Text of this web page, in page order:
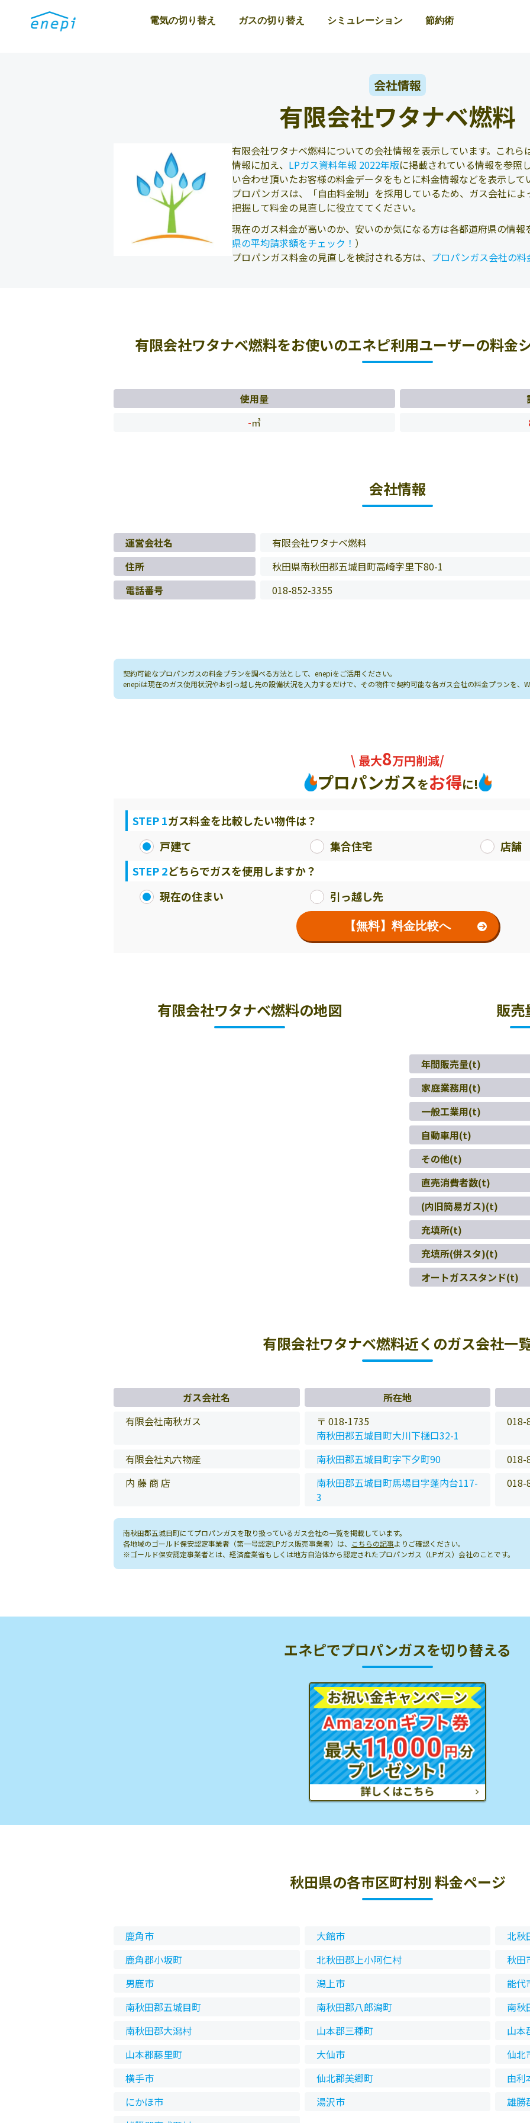
電気の切り替え ガスの切り替え シミュレーション 節約術
会社情報
有限会社ワタナベ燃料
有限会社ワタナベ燃料についての会社情報を表示しています。これ
情報に加え、 LPガス資料年報 2022年版に掲載されている情報を参照
い合わせ頂いたお客様の料金データをもとに料金情報などを表示して
プロパンガスは、「自由料金制」を採用しているため、ガス会社に
把握して料金の見直しに役立ててください。
現在のガス料金が高いのか、安いのか気になる方は各都道府県の情報
県の平均請求額をチェック！ ）
プロパンガス料金の見直しを検討される方は、 プロパンガス会社の料
有限会社ワタナベ燃料をお使いのエネピ利用ユーザーの料金
使用量
-㎥
会社情報
運営会社名
有限会社ワタナベ燃料
住所
秋田県南秋田郡五城目町高崎字里下80-1
電話番号
018-852-3355
契約可能なプロパンガスの料金プランを調べる方法として、enepiをご活用ください。
enepiは現在のガス使用状況やお引っ越し先の設備状況を入力するだけで、その物件で契約可能な各ガス会社の料金プランを、
\ 最大8万円削減/
プロパンガスをお得に!
STEP 1ガス料金を比較したい物件は？
戸建て
集合住宅
店舗
STEP 2どちらでガスを使用しますか？
現在の住まい
引っ越し先
【無料】料金比較へ
有限会社ワタナベ燃料の地図 販売
年間販売量(t)
家庭業務用(t)
一般工業用(t)
自動車用(t)
その他(t)
直売消費者数(t)
(内旧簡易ガス)(t)
充填所(t)
充填所(併スタ)(t)
オートガススタンド(t)
有限会社ワタナベ燃料近くのガス会社一
ガス会社名 所在地
有限会社南秋ガス
〒 018-1735
南秋田郡五城目町大川下樋口32-1
018-
有限会社丸六物産 南秋田郡五城目町字下夕町90
018-
内 藤 商 店
南秋田郡五城目町馬場目字蓬内台117-
3
018-
南秋田郡五城目町にてプロパンガスを取り扱っているガス会社の一覧を掲載しています。
各地域のゴールド保安認定事業者（第一号認定LPガス販売事業者）は、
こちらの記事よりご確認ください。
※ゴールド保安認定事業者とは、経済産業省もしくは地方自治体から認定されたプロパンガス（LPガス）会社のことです。
エネピでプロパンガスを切り替える
秋田県の各市区町村別 料金ページ
鹿角市 大館市
北秋
鹿角郡小坂町
北秋田郡上小阿仁村
秋田
男鹿市
潟上市
能代
南秋田郡五城目町
南秋田郡八郎潟町
南秋
南秋田郡大潟村
山本郡三種町
山本
山本郡藤里町
大仙市
仙北
横手市
仙北郡美郷町
由利
にかほ市
湯沢市
雄勝